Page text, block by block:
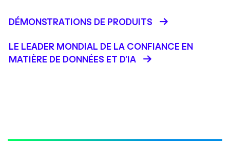
DÉMONSTRATIONS DE PRODUITS
LE LEADER MONDIAL DE LA CONFIANCE EN
MATIÈRE DE DONNÉES ET D'IA